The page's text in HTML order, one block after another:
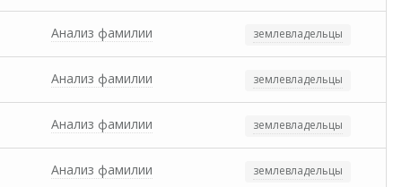
Анализ фамилии землевладельцы
Анализ фамилии землевладельцы
Анализ фамилии землевладельцы
Анализ фамилии землевладельцы